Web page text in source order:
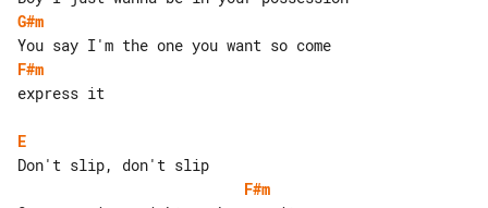
G#m
F#m
express it
E
F#m